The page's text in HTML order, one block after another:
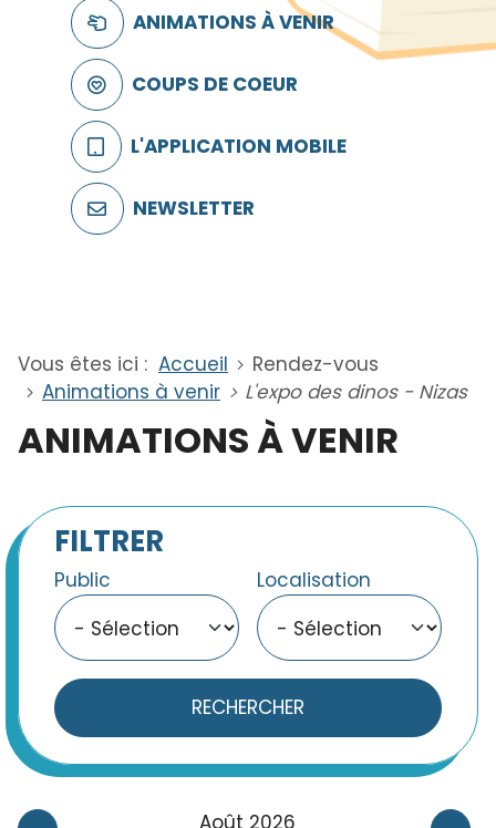
ANIMATIONS À VENIR
COUPS DE COEUR
L'APPLICATION MOBILE
NEWSLETTER
Vous êtes ici : Accueil
Rendez-vous
Animations à venir
L'expo des dinos - Nizas
ANIMATIONS À VENIR
FILTRER
Public Localisation
RECHERCHER
Août 2026